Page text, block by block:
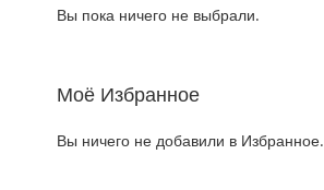
Вы пока ничего не выбрали.
Моё Избранное
Вы ничего не добавили в Избранное.